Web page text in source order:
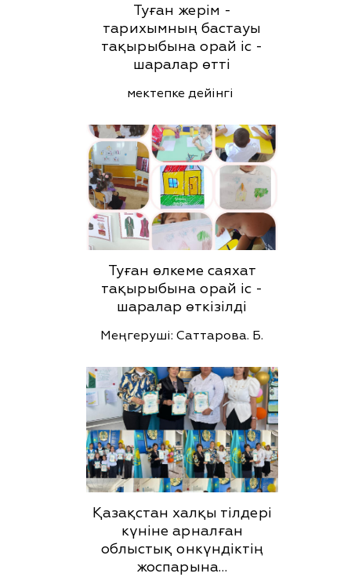
Туған жерім -
тарихымның бастауы
тақырыбына орай іс -
шаралар өтті
мектепке дейінгі
Туған өлкеме саяхат
тақырыбына орай іс -
шаралар өткізілді
Меңгеруші: Саттарова. Б.
Қазақстан халқы тілдері
күніне арналған
облыстық онкүндіктің
жоспарына…